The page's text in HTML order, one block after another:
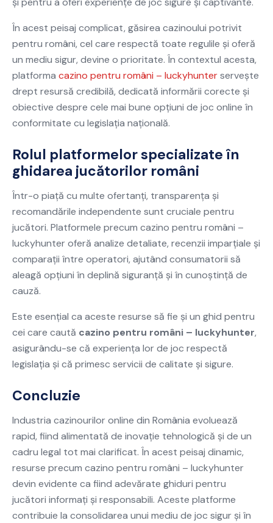
În acest peisaj complicat, găsirea cazinoului potrivit
pentru români, cel care respectă toate regulile și oferă
un mediu sigur, devine o prioritate. În contextul acesta,
platforma cazino pentru români – luckyhunterservește
drept resursă credibilă, dedicată informării corecte și
obiective despre cele mai bune opțiuni de joc online în
conformitate cu legislația națională.
Rolul platformelor specializate în
ghidarea jucătorilor români
Într-o piață cu multe ofertanți, transparența și
recomandările independente sunt cruciale pentru
jucători. Platformele precum cazino pentru români –
luckyhunter oferă analize detaliate, recenzii imparțiale și
comparații între operatori, ajutând consumatorii să
aleagă opțiuni în deplină siguranță și în cunoștință de
cauză.
Este esențial ca aceste resurse să fie și un ghid pentru
cei care caută cazino pentru români – luckyhunter,
asigurându-se că experiența lor de joc respectă
legislația și că primesc servicii de calitate și sigure.
Concluzie
Industria cazinourilor online din România evoluează
rapid, fiind alimentată de inovație tehnologică și de un
cadru legal tot mai clarificat. În acest peisaj dinamic,
resurse precum cazino pentru români – luckyhunter
devin evidente ca fiind adevărate ghiduri pentru
jucători informați și responsabili. Aceste platforme
contribuie la consolidarea unui mediu de joc sigur și în